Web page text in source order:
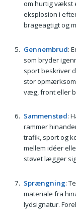
om hurtig vækst
eksplosion i
brageagtigt og
Gennembrud:
som bryder
sport beskriver
stor
væg, front eller
Sammenstød:
rammer
trafik, sport og
mellem idéer
støvet lægger
Sprængning:
materiale fra
lydsignatur.